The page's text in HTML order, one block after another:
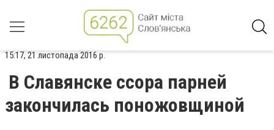
15:17, 21 листопада 2016 р.
В Славянске ссора парней
закончилась поножовщиной